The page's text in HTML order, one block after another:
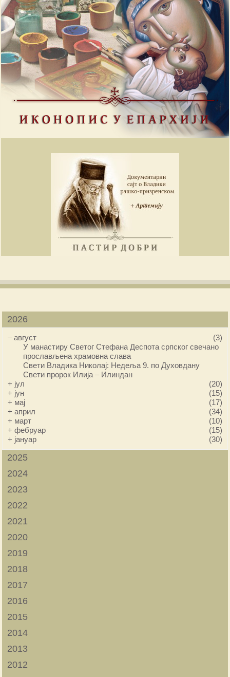
2026
–август
(3)
У манастиру Светог Стефана Деспота српског свечано
прослављена храмовна слава
Свети Владика Николај: Недеља 9. по Духовдану
Свети пророк Илија – Илиндан
+ јул
(20)
+ јун
(15)
+ мај
(17)
+април
(34)
+ март
(10)
+фебруар
(15)
+ јануар (30)
2025
2024
2023
2022
2021
2020
2019
2018
2017
2016
2015
2014
2013
2012